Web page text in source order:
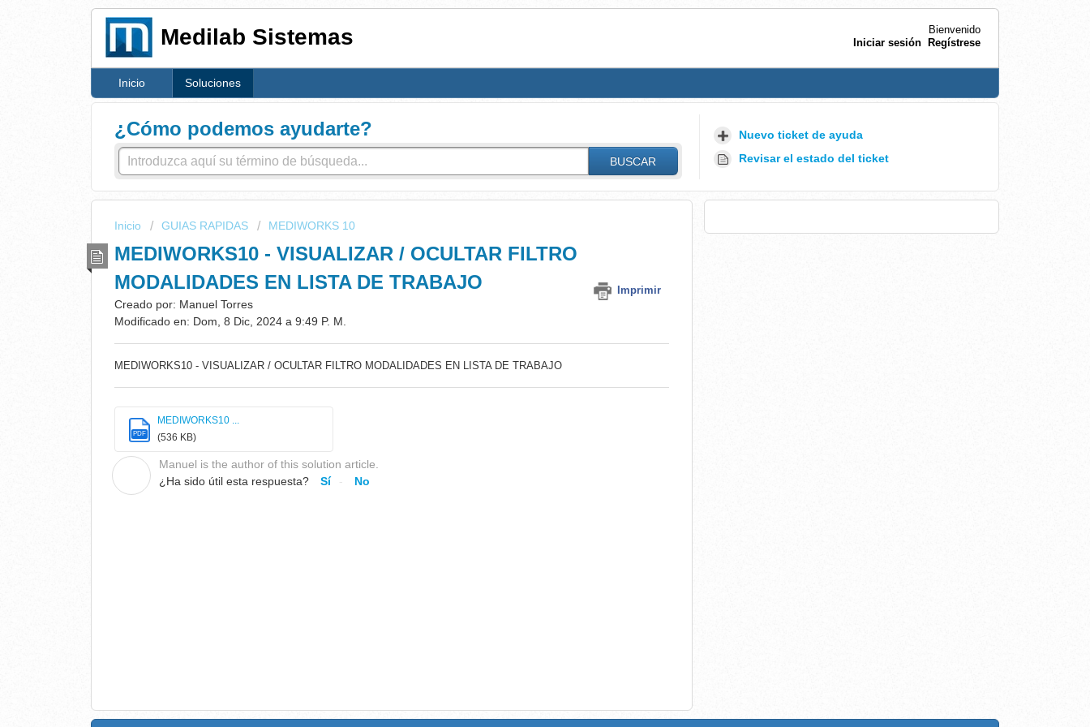
Medilab Sistemas
Bienvenido
Iniciar sesión Regístrese
Inicio Soluciones
¿Cómo podemos ayudarte?
BUSCAR
Nuevo ticket de ayuda
Revisar el estado del ticket
Inicio GUIAS RAPIDAS MEDIWORKS 10
MEDIWORKS10 - VISUALIZAR / OCULTAR FILTRO
MODALIDADES EN LISTA DE TRABAJO
Imprimir
Creado por: Manuel Torres
Modificado en: Dom, 8 Dic, 2024 a 9:49 P. M.
MEDIWORKS10 - VISUALIZAR / OCULTAR FILTRO MODALIDADES EN LISTA DE TRABAJO
PDF
MEDIWORKS10 ...
(536 KB)
Manuel is the author of this solution article.
¿Ha sido útil esta respuesta?
Sí No